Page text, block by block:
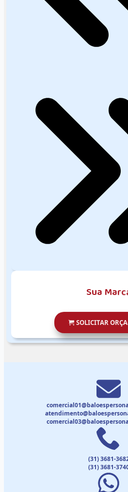
Sua Marc
SOLICITAR
(31) 3681-
(31) 3681-